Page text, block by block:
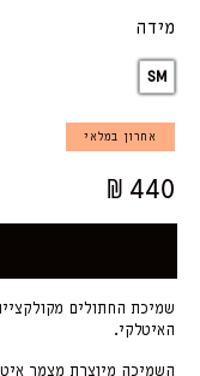
מידה
SM
אחרון במלאי
₪ 440
שמיכת החתולים
האיטלקי.
השמיכה מיוצרת מצמר